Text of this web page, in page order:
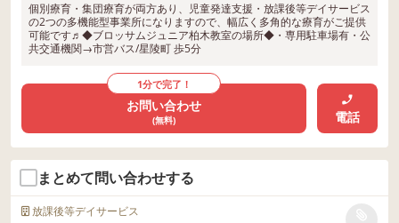
個別療育・集団療育が両方あり、児童発達支援・放課後等デイサービス
の2つの多機能型事業所になりますので、幅広く多角的な療育がご提供
可能です♬◆ブロッサムジュニア柏木教室の場所◆・専用駐車場有・公
共交通機関→市営バス/星陵町 歩5分
1分で完了！
お問い合わせ
(無料) 電話
まとめて問い合わせする
放課後等デイサービス